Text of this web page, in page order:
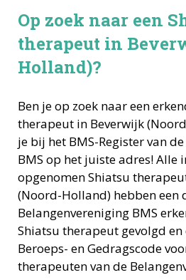
Op zoek naar een
therapeut in
Holland)?
Ben je op zoek naar een
therapeut in Beverwijk(
je bij het BMS-Register van
BMS op het juiste adres! Alle
opgenomenShiatsu
(Noord-Holland) hebben een
Belangenvereniging BMS
Shiatsu therapeut gevolgd
Beroeps- en Gedragscode
therapeutenvan de